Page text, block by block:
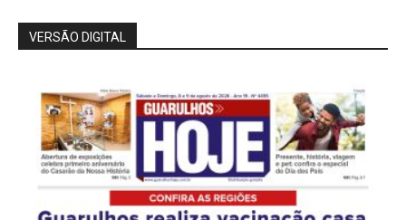
VERSÃO DIGITAL